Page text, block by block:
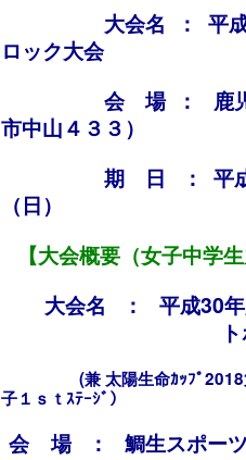
大会名 ： 平
ロック大会
会 場 ： 鹿児島県
市中山４３３）
期 日 ： 平成３０
（日）
【大会概要（女子中学
大会名 ： 平成30年
(兼 太陽生命ｶｯﾌﾟ
子１ｓｔｽﾃｰｼﾞ）
会 場 ： 鯛生スポーツ